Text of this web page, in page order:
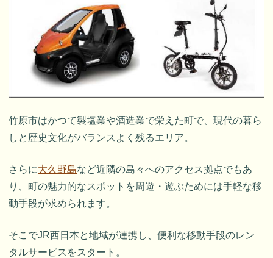
竹原市はかつて製塩業や酒造業で栄えた町で、現代の暮ら
しと歴史文化がバランスよく残るエリア。
さらに大久野島など近隣の島々へのアクセス拠点でもあ
り、町の魅力的なスポットを周遊・遊ぶためには手軽な移
動手段が求められます。
そこでJR西日本と地域が連携し、便利な移動手段のレン
タルサービスをスタート。